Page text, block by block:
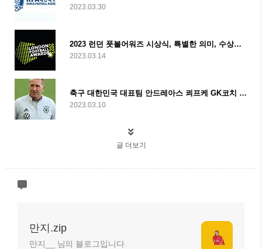
2023.03.30
2023 런던 풋볼어워즈 시상식, 특별한 의미, 수상자, 손흥민
2023.03.14
축구 대한민국 대표팀 안드레아스 쾨프케 GK코치 : 선수 및 코치경력, 코칭스타일
2023.03.10
글 더보기
만지.zip
만지__ 님의 블로그입니다.